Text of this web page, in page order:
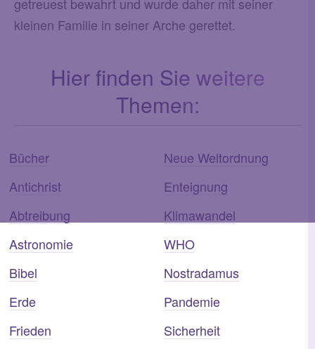
getreuest bewahrt und wurde daher mit seiner
kleinen Familie in seiner Arche gerettet.
Hier finden Sie weitere
Themen:
Bücher
Antichrist
Abtreibung
Astronomie
Bibel
Erde
Frieden
Neue Weltordnung
Enteignung
Klimawandel
WHO
Nostradamus
Pandemie
Sicherheit